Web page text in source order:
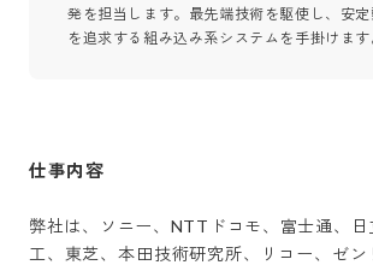
発を担当します。最先端技術を駆使し、安
を追求する組み込み系システムを手掛けます
仕事内容
弊社は、ソニー、NTTドコモ、富士通、
工、東芝、本田技術研究所、リコー、ゼン